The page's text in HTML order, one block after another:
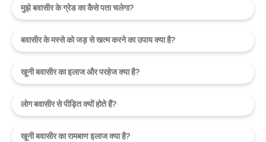
मुझे बवासीर के ग्रेड का कैसे पता चलेगा?
बवासीर के मस्से को जड़ से खत्म करने का उपाय क्या है?
खूनी बवासीर का इलाज और परहेज क्या है?
लोग बवासीर से पीड़ित क्यों होते हैं?
खूनी बवासीर का रामबाण इलाज क्या है?